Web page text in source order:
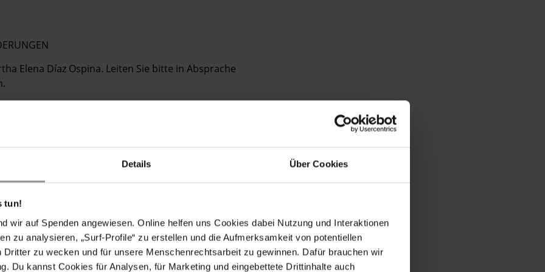
Details Über Cookies
tun!
wir auf Spenden angewiesen. Online helfen uns Cookies dabei Nutzung und Interaktionen
zu analysieren, „Surf-Profile“ zu erstellen und die Aufmerksamkeit von potentiellen
Dritter zu wecken und für unsere Menschenrechtsarbeit zu gewinnen. Dafür brauchen wir
Du kannst Cookies für Analysen, für Marketing und eingebettete Drittinhalte auch
Elena Díaz Ospina. Leiten Sie bitte in Absprache
Untersuchung der zu der Morddrohung gegen
die Ergebnisse dieser Untersuchung und stellen Sie
der UN-Erklärung zum Schutz von
ist und Sie somit die Pflicht haben,
Verpflichtungen der Regierung sowie der
ausgesprochenen Empfehlungen
Gruppen zu ergreifen und ihre
zu lösen.